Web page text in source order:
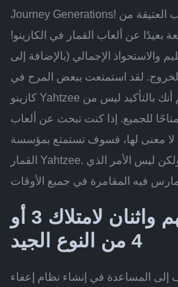
Journey Generations! العب الألعاب العتيقة من Yahtzee
بعيدًا عن ألعاب القمار في الكازينو!
والاستحواذ الإجمالي (بالإضافة إلى
الخروج. لقد استمتعت ببعض المرح في
كازينو Yahtzee المحلي، ومع ذلك، فأنا أعلم أنك بالتأكيد ليس من
للجميع. إذا كنت تبحث عن ألعاب
لا معنى لها، فسوف تستمتع بمؤسسة
القمار Yahtzee. لقد استمتعت بلعب اللعبة ولكن ليس الأمر الذي
لا تستكشف منهم واثنان لامتلاك 3 أو
4 من النوع الجيد
المساعدة في إنشاء نظام إعفاء